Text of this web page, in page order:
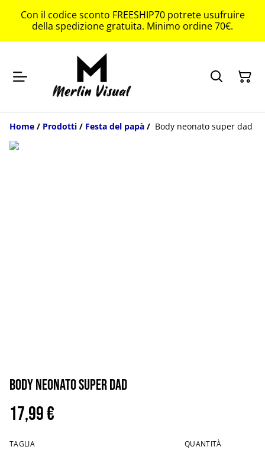
Con il codice sconto FREESHIP70 potrete usufruire
della spedizione gratuita. Minimo ordine 70€.
Home / Prodotti / Festa del papà / Body neonato super dad
Body neonato super dad
17,99 €
TAGLIA QUANTITÀ